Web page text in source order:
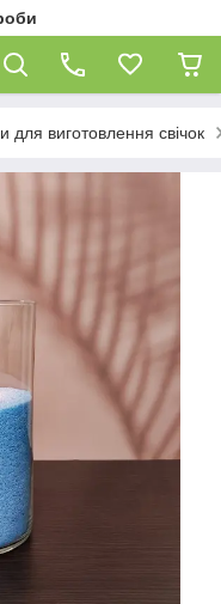
для виготовлення свічок